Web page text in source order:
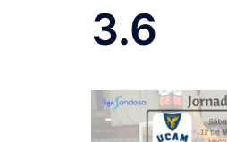
3.6